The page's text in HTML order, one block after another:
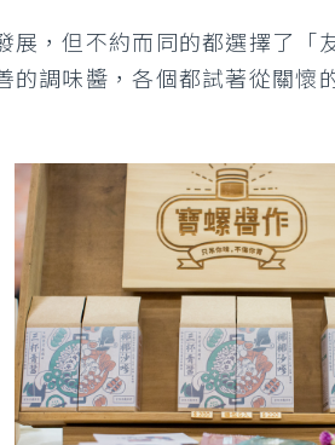
展，但不約而同的都選擇了「
調味醬，各個都試著從關懷